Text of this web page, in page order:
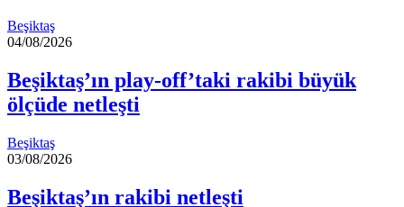
Beşiktaş
04/08/2026
Beşiktaş’ın play-off’taki rakibi büyük
ölçüde netleşti
Beşiktaş
03/08/2026
Beşiktaş’ın rakibi netleşti